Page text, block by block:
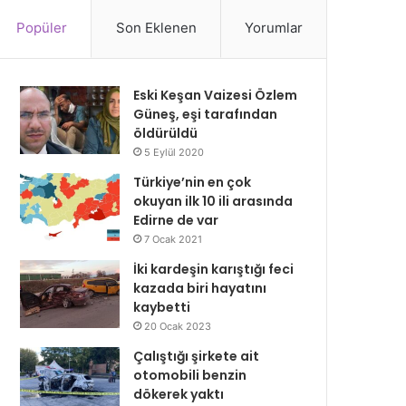
Popüler Son Eklenen Yorumlar
Eski Keşan Vaizesi Özlem
Güneş, eşi tarafından
öldürüldü
5 Eylül 2020
Türkiye’nin en çok
okuyan ilk 10 ili arasında
Edirne de var
7 Ocak 2021
İki kardeşin karıştığı feci
kazada biri hayatını
kaybetti
20 Ocak 2023
Çalıştığı şirkete ait
otomobili benzin
dökerek yaktı